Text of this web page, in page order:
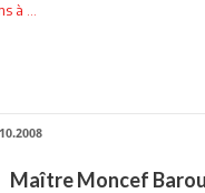
à ...
Maître Moncef